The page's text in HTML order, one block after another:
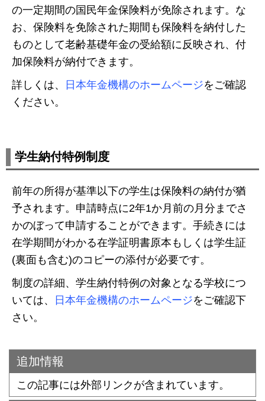
の一定期間の国民年金保険料が免除されます。な
お、保険料を免除された期間も保険料を納付した
ものとして老齢基礎年金の受給額に反映され、付
加保険料が納付できます。
詳しくは、
日本年金機構のホームページをご確認
ください。
学生納付特例制度
前年の所得が基準以下の学生は保険料の納付が猶
予されます。申請時点に2年1か月前の月分までさ
かのぼって申請することができます。手続きには
在学期間がわかる在学証明書原本もしくは学生証
(裏面も含む)のコピーの添付が必要です。
制度の詳細、学生納付特例の対象となる学校につ
いては、
日本年金機構のホームページをご確認下
さい。
追加情報
この記事には外部リンクが含まれています。